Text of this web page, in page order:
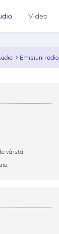
Video
Emisiuni radio
vârstă